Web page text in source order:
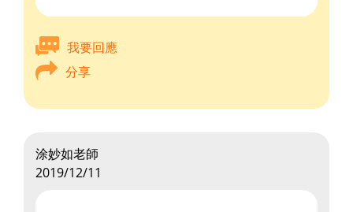
我要回應
分享
涂妙如老師
2019/12/11